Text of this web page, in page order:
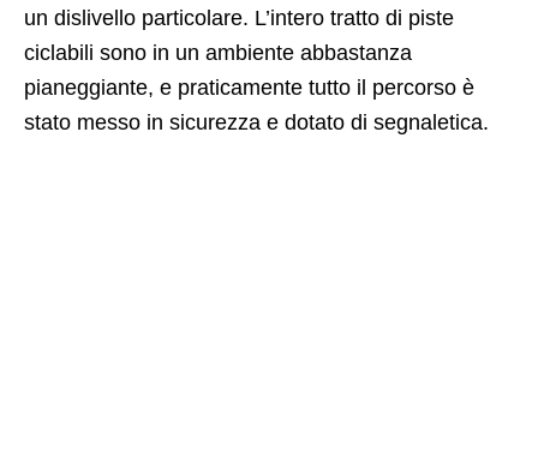
un dislivello particolare. L’intero tratto di piste
ciclabili sono in un ambiente abbastanza
pianeggiante, e praticamente tutto il percorso è
stato messo in sicurezza e dotato di segnaletica.